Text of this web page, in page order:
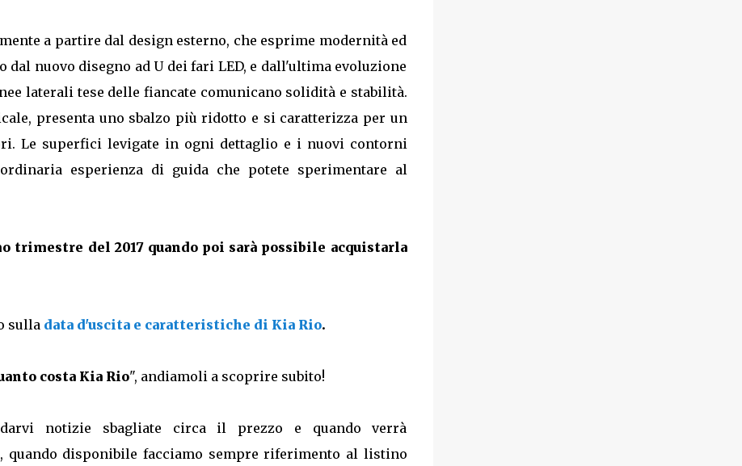
a partire dal design esterno, che esprime modernità ed
nuovo disegno ad U dei fari LED, e dall'ultima evoluzione
laterali tese delle fiancate comunicano solidità e stabilità.
presenta uno sbalzo più ridotto e si caratterizza per un
Le superfici levigate in ogni dettaglio e i nuovi contorni
esperienza di guida che potete sperimentare al
del 2017 quando poi sarà possibile acquistarla
sulla data d'uscita e caratteristiche di Kia Rio.
costa Kia Rio", andiamoli a scoprire subito!
notizie sbagliate circa il prezzo e quando verrà
quando disponibile facciamo sempre riferimento al listino